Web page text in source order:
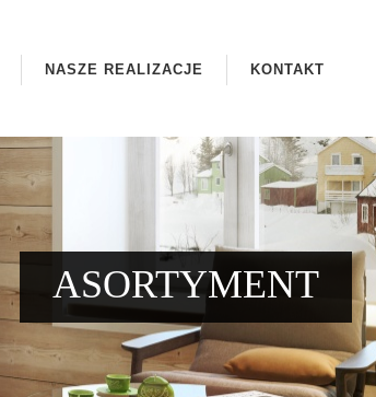
NASZE REALIZACJE KONTAKT
ASORTYMENT